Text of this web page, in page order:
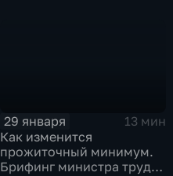
29 января
13 мин
Как изменится
прожиточный минимум.
Брифинг министра труда